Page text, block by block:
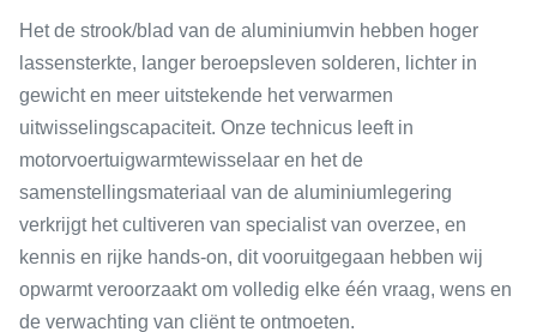
Het de strook/blad van de aluminiumvin hebben hoger
lassensterkte, langer beroepsleven solderen, lichter in
gewicht en meer uitstekende het verwarmen
uitwisselingscapaciteit. Onze technicus leeft in
motorvoertuigwarmtewisselaar en het de
samenstellingsmateriaal van de aluminiumlegering
verkrijgt het cultiveren van specialist van overzee, en
kennis en rijke hands-on, dit vooruitgegaan hebben wij
opwarmt veroorzaakt om volledig elke één vraag, wens en
de verwachting van cliënt te ontmoeten.